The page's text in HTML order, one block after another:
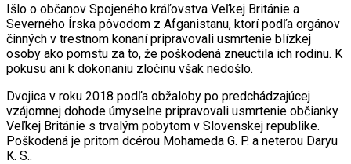
Išlo o občanov Spojeného kráľovstva Veľkej Británie a
Severného Írska pôvodom z Afganistanu, ktorí podľa orgánov
činných v trestnom konaní pripravovali usmrtenie blízkej
osoby ako pomstu za to, že poškodená zneuctila ich rodinu. K
pokusu ani k dokonaniu zločinu však nedošlo.
Dvojica v roku 2018 podľa obžaloby po predchádzajúcej
vzájomnej dohode úmyselne pripravovali usmrtenie občianky
Veľkej Británie s trvalým pobytom v Slovenskej republike.
Poškodená je pritom dcérou Mohameda G. P. a neterou Daryu
K. S..